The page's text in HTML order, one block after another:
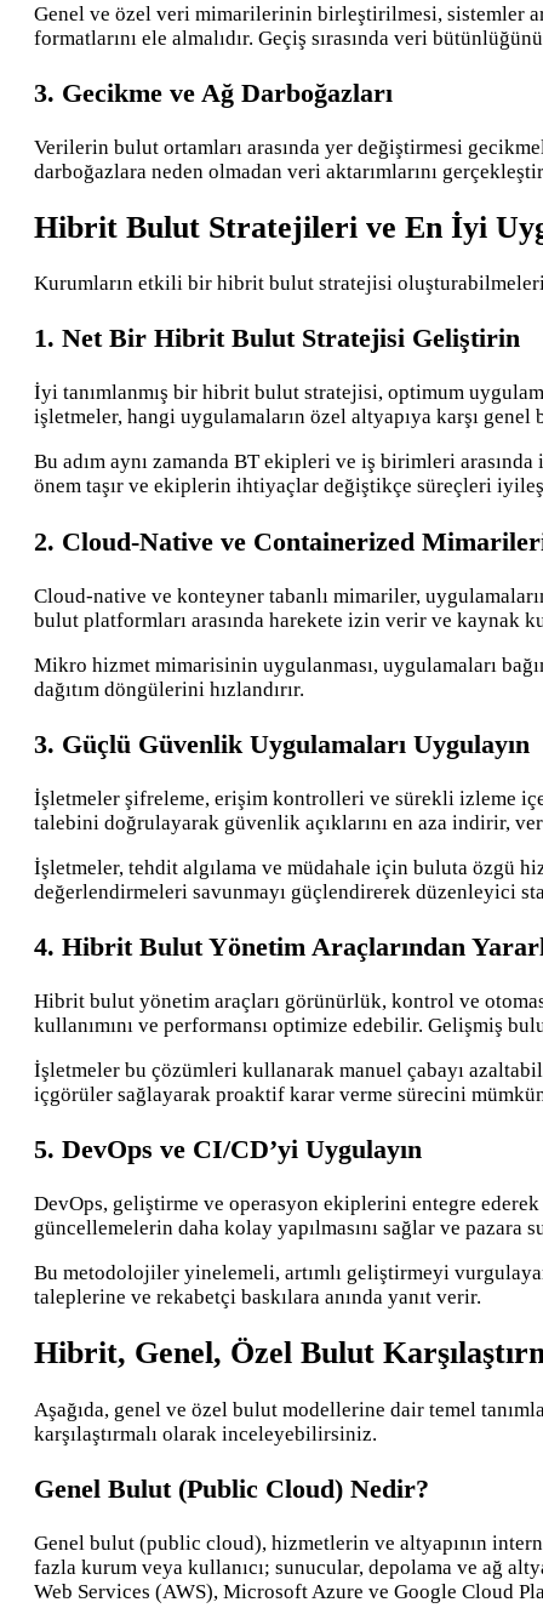
Genel ve özel veri mimarilerinin birleştirilmesi, sistemler
formatlarını ele almalıdır. Geçiş sırasında veri
3. Gecikme ve Ağ Darboğazları
Verilerin bulut ortamları arasında yer değiştirmesi
darboğazlara neden olmadan veri aktarımlarını
Hibrit Bulut Stratejileri ve En İyi
Kurumların etkili bir hibrit bulut stratejisi
1. Net Bir Hibrit Bulut Stratejisi Geliştirin
İyi tanımlanmış bir hibrit bulut stratejisi, optimum
işletmeler, hangi uygulamaların özel altyapıya karşı
Bu adım aynı zamanda BT ekipleri ve iş birimleri
önem taşır ve ekiplerin ihtiyaçlar değiştikçe süreçleri
2. Cloud-Native ve Containerized
Cloud-native ve konteyner tabanlı mimariler,
bulut platformları arasında harekete izin verir ve kaynak
Mikro hizmet mimarisinin uygulanması, uygulamaları
dağıtım döngülerini hızlandırır.
3. Güçlü Güvenlik Uygulamaları Uygulayın
İşletmeler şifreleme, erişim kontrolleri ve sürekli izleme
talebini doğrulayarak güvenlik açıklarını en aza indirir,
İşletmeler, tehdit algılama ve müdahale için buluta özgü
değerlendirmeleri savunmayı güçlendirerek düzenleyici
4. Hibrit Bulut Yönetim Araçlarından
Hibrit bulut yönetim araçları görünürlük, kontrol ve
kullanımını ve performansı optimize edebilir. Gelişmiş
İşletmeler bu çözümleri kullanarak manuel çabayı
içgörüler sağlayarak proaktif karar verme sürecini
5. DevOps ve CI/CD’yi Uygulayın
DevOps, geliştirme ve operasyon ekiplerini entegre
güncellemelerin daha kolay yapılmasını sağlar ve pazara
Bu metodolojiler yinelemeli, artımlı geliştirmeyi
taleplerine ve rekabetçi baskılara anında yanıt verir.
Hibrit, Genel, Özel Bulut
Aşağıda, genel ve özel bulut modellerine dair temel
karşılaştırmalı olarak inceleyebilirsiniz.
Genel Bulut (Public Cloud) Nedir?
Genel bulut (public cloud), hizmetlerin ve altyapının
fazla kurum veya kullanıcı; sunucular, depolama ve ağ
Web Services (AWS), Microsoft Azure ve Google Cloud